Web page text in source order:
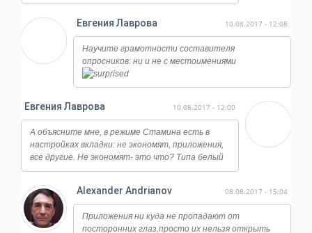
отличается от всех этих сяоми и мейзу по
дизайну, смотрится намного дороже.
Евгения Лаврова 10.08.2017 - 12:08
Научите грамотности составителя
опросников: ни и не с местоимениями
Евгения Лаврова 10.08.2017 - 12:00
А объясните мне, в режиме Стамина есть в
настройках вкладки: не экономят, приложения,
все другие. Не экономят- это что? Типа белый
список?
Alexander Andrianov 08.08.2017 - 15:04
Приложения ни куда не пропадают от
посторонних глаз,просто их нельзя открыть